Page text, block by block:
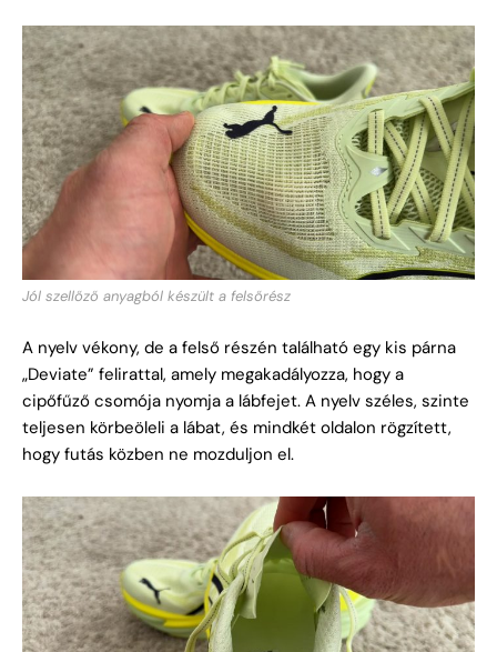
Jól szellőző anyagból készült a felsőrész
A nyelv vékony, de a felső részén található egy kis párna
„Deviate” felirattal, amely megakadályozza, hogy a
cipőfűző csomója nyomja a lábfejet. A nyelv széles, szinte
teljesen körbeöleli a lábat, és mindkét oldalon rögzített,
hogy futás közben ne mozduljon el.